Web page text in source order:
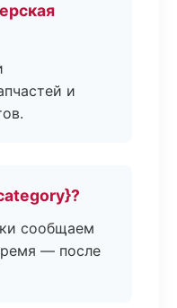
и
сообщаем
— после